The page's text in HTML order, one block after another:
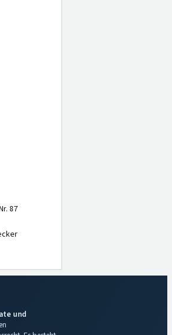
87
und